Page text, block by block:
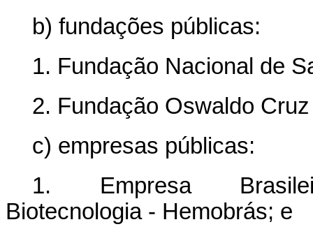
b) fundações públicas:
1. Fundação Nacional de
2. Fundação Oswaldo
c) empresas públicas:
1. Empresa
Biotecnologia - Hemobrás; e